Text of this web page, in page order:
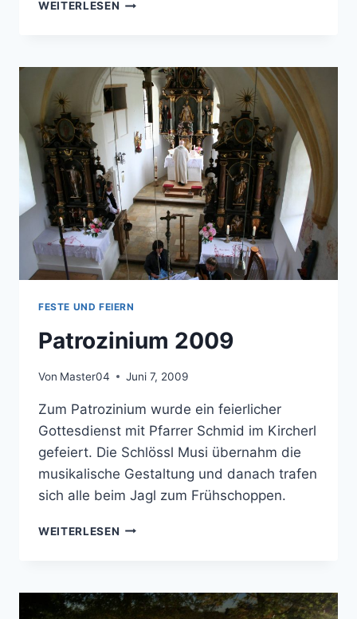
WEITERLESEN
FESTE UND FEIERN
Patrozinium 2009
Von Master04 Juni 7, 2009
Zum Patrozinium wurde ein feierlicher
Gottesdienst mit Pfarrer Schmid im Kircherl
gefeiert. Die Schlössl Musi übernahm die
musikalische Gestaltung und danach trafen
sich alle beim Jagl zum Frühschoppen.
WEITERLESEN PATROZINIUM